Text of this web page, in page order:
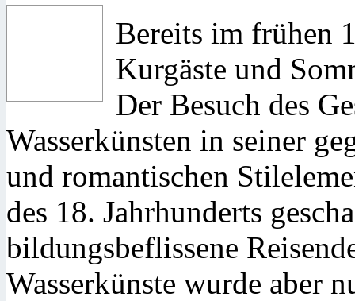
Bereits im frühen
Kurgäste und
Der Besuch des
Wasserkünsten in seiner
und romantischen
des 18. Jahrhunderts
bildungsbeflissene
Wasserkünste wurde aber